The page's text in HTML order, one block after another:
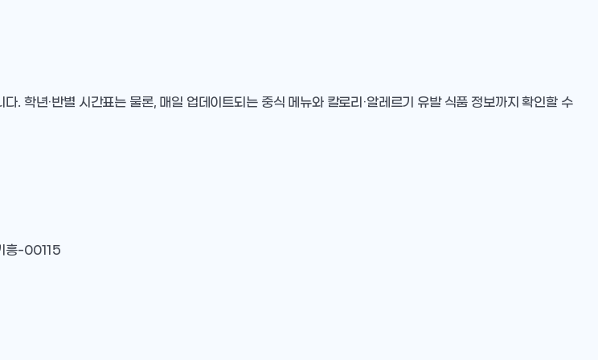
. 학년·반별 시간표는 물론, 매일 업데이트되는 중식 메뉴와 칼로리·알레르기 유발 식품 정보까지 확인할 수
흥-00115